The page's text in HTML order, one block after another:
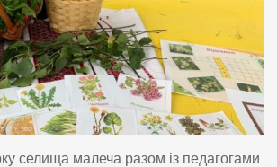
селища малеча разом із педагогами